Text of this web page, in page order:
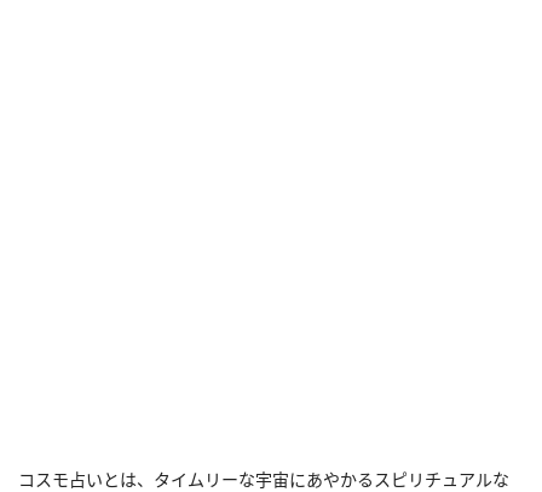
コスモ占いとは、タイムリーな宇宙にあやかるスピリチュアルな